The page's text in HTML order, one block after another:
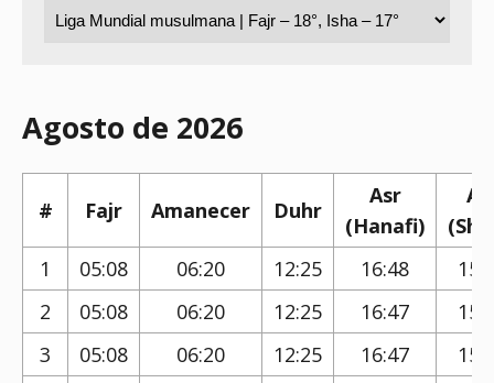
Agosto de 2026
# Fajr Amanecer Duhr
Asr
(Hanafi)
1
05:08 06:20 12:25 16:48
2
05:08 06:20 12:25 16:47
3
05:08 06:20 12:25 16:47